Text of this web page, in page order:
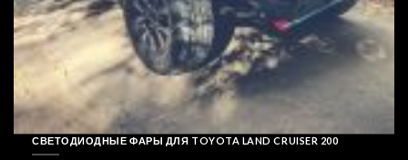
СВЕТОДИОДНЫЕ ФАРЫ ДЛЯ TOYOTA LAND CRUISER 200